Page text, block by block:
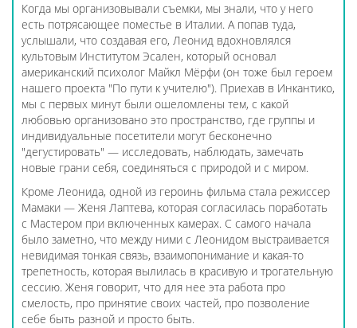
Когда мы организовывали съемки, мы знали, что у него
есть потрясающее поместье в Италии. А попав туда,
услышали, что создавая его, Леонид вдохновлялся
культовым Институтом Эсален, который основал
американский психолог Майкл Мёрфи (он тоже был героем
нашего проекта "По пути к учителю"). Приехав в Инкантико,
мы с первых минут были ошеломлены тем, с какой
любовью организовано это пространство, где группы и
индивидуальные посетители могут бесконечно
"дегустировать" — исследовать, наблюдать, замечать
новые грани себя, соединяться с природой и с миром.
Кроме Леонида, одной из героинь фильма стала режиссер
Мамаки — Женя Лаптева, которая согласилась поработать
с Мастером при включенных камерах. С самого начала
было заметно, что между ними с Леонидом выстраивается
невидимая тонкая связь, взаимопонимание и какая-то
трепетность, которая вылилась в красивую и трогательную
сессию. Женя говорит, что для нее эта работа про
смелость, про принятие своих частей, про позволение
себе быть разной и просто быть.